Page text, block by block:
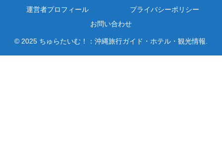
運営者プロフィール
プライバシーポリシー
お問い合わせ
© 2025 ちゅらたいむ！：沖縄旅行ガイド・ホテル・観光情報.